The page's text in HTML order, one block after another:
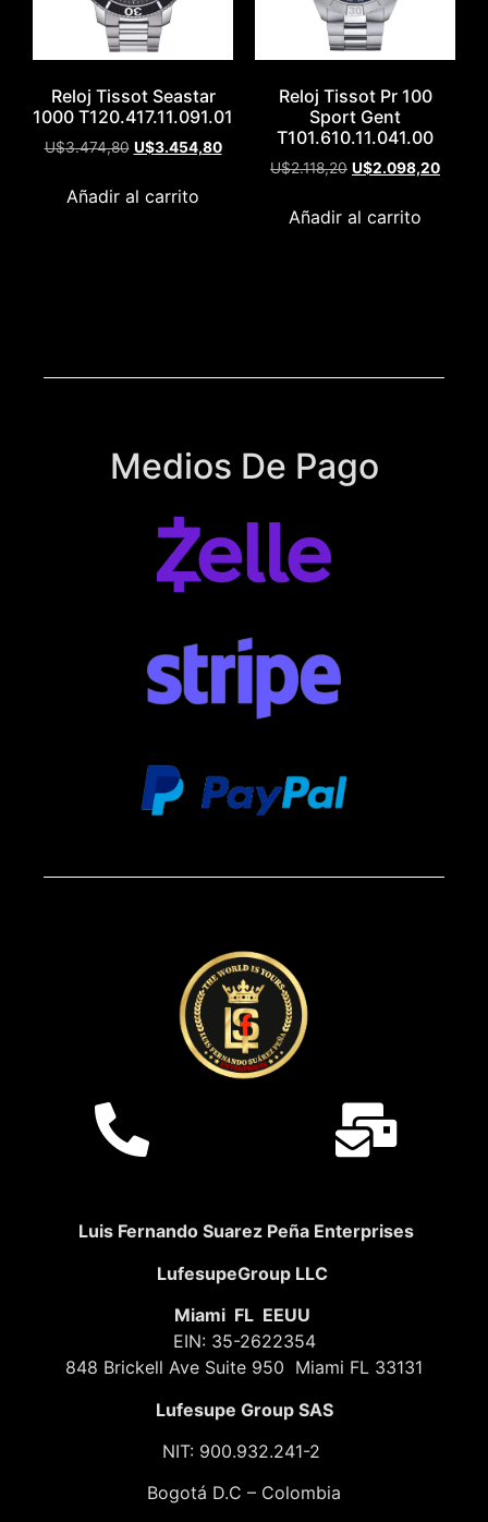
Reloj Tissot Seastar
1000 T120.417.11.091.01
U$3.474,80 U$3.454,80
Añadir al carrito
Reloj Tissot Pr 100
Sport Gent
T101.610.11.041.00
U$2.118,20 U$2.098,20
Añadir al carrito
Medios De Pago
Luis Fernando Suarez Peña Enterprises
LufesupeGroup LLC
Miami FL EEUU
EIN: 35-2622354
848 Brickell Ave Suite 950 Miami FL 33131
Lufesupe Group SAS
NIT: 900.932.241-2
Bogotá D.C – Colombia